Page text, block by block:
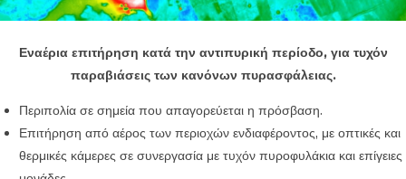
Εναέρια επιτήρηση κατά την αντιπυρική περίοδο, για τυχόν
παραβιάσεις των κανόνων πυρασφάλειας.
Περιπολία σε σημεία που απαγορεύεται η πρόσβαση.
Επιτήρηση από αέρος των περιοχών ενδιαφέροντος, με οπτικές και
θερμικές κάμερες σε συνεργασία με τυχόν πυροφυλάκια και επίγειες